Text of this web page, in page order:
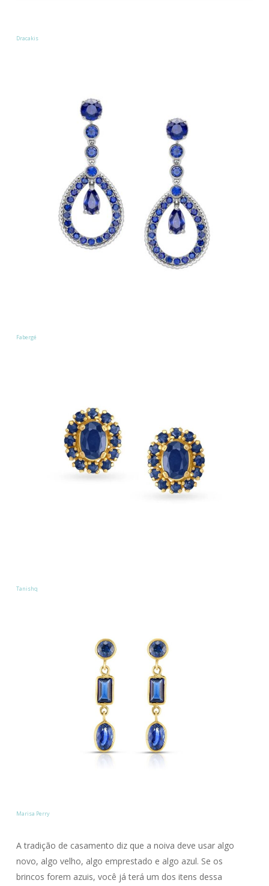
Dracakis
Fabergé
Tanishq
Marisa Perry
A tradição de casamento diz que a noiva deve usar algo
novo, algo velho, algo emprestado e algo azul. Se os
brincos forem azuis, você já terá um dos itens dessa